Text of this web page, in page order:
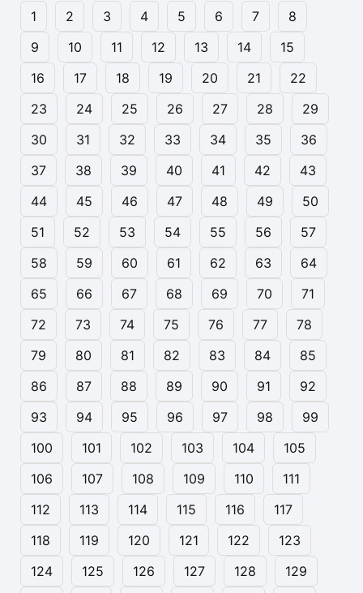
1 2 3 4 5 6 7
8
9
10 11 12 13 14
15
16
17 18 19 20 21
22
23
24 25 26 27 28
29
30
31 32 33 34 35
36
37
38 39 40 41 42
43
44
45 46 47 48 49
50
51
52 53 54 55 56
57
58
59 60 61 62 63
64
65
66 67 68 69 70
71
72
73 74 75 76 77
78
79
80 81 82 83 84
85
86
87 88 89 90 91
92
93
94 95 96 97 98
99
100
101 102 103 104
105
106
107 108 109 110
111
112
113 114 115 116
117
118
119 120 121 122
123
124
125 126 127 128
129